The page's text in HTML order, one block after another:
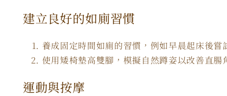
建立良好的如廁習慣
養成固定時間如廁的習慣，例如早晨起床後嘗
使用矮椅墊高雙腳，模擬自然蹲姿以改善直腸
運動與按摩